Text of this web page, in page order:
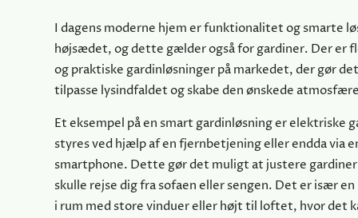
I dagens moderne hjem er funktionalitet og smarte
højsædet, og dette gælder også for gardiner. Der er
og praktiske gardinløsninger på markedet, der gør
tilpasse lysindfaldet og skabe den ønskede
Et eksempel på en smart gardinløsning er elektriske
styres ved hjælp af en fjernbetjening eller endda via
smartphone. Dette gør det muligt at justere
skulle rejse dig fra sofaen eller sengen. Det er især
i rum med store vinduer eller højt til loftet, hvor det